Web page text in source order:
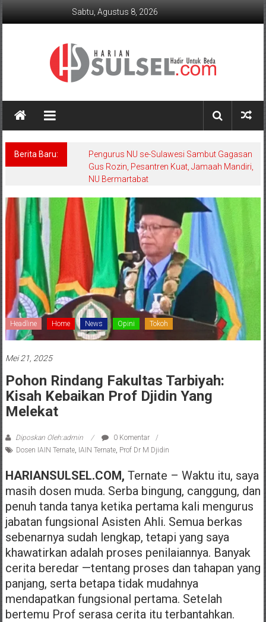
Sabtu, Agustus 8, 2026
Harian
Sulsel
Hadir
Untuk
Berita Baru:
Pengurus NU se-Sulawesi Sambut Gagasan
Gus Rozin, Pesantren Kuat, Jamaah Mandiri,
NU Bermartabat
Headline Home News Opini Tokoh
Mei 21, 2025
Pohon Rindang Fakultas Tarbiyah:
Kisah Kebaikan Prof Djidin Yang
Melekat
Diposkan Oleh:admin
0 Komentar
Dosen IAIN Ternate, IAIN Ternate, Prof Dr M Djidin
HARIANSULSEL.COM, Ternate – Waktu itu, saya
masih dosen muda. Serba bingung, canggung, dan
penuh tanda tanya ketika pertama kali mengurus
jabatan fungsional Asisten Ahli. Semua berkas
sebenarnya sudah lengkap, tetapi yang saya
khawatirkan adalah proses penilaiannya. Banyak
cerita beredar —tentang proses dan tahapan yang
panjang, serta betapa tidak mudahnya
mendapatkan fungsional pertama. Setelah
bertemu Prof serasa cerita itu terbantahkan.